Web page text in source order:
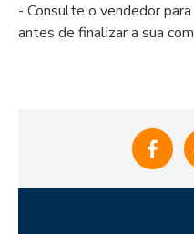
- Consulte o vendedor
antes de finalizar a sua